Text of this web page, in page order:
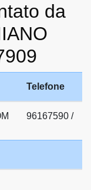
da
Telefone
96167590 /